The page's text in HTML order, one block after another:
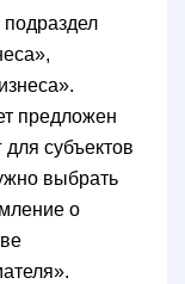
предложен
для субъектов
выбрать
о